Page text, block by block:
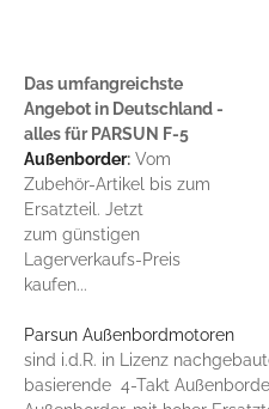
Das umfangreichste
Angebot in Deutschland -
alles für PARSUN F-5
Außenborder: Vom
Zubehör-Artikel bis zum
Ersatzteil. Jetzt
zum günstigen
Lagerverkaufs-Preis
kaufen...
Parsun Außenbordmotoren
sind i.d.R. in Lizenz
basierende 4-Takt